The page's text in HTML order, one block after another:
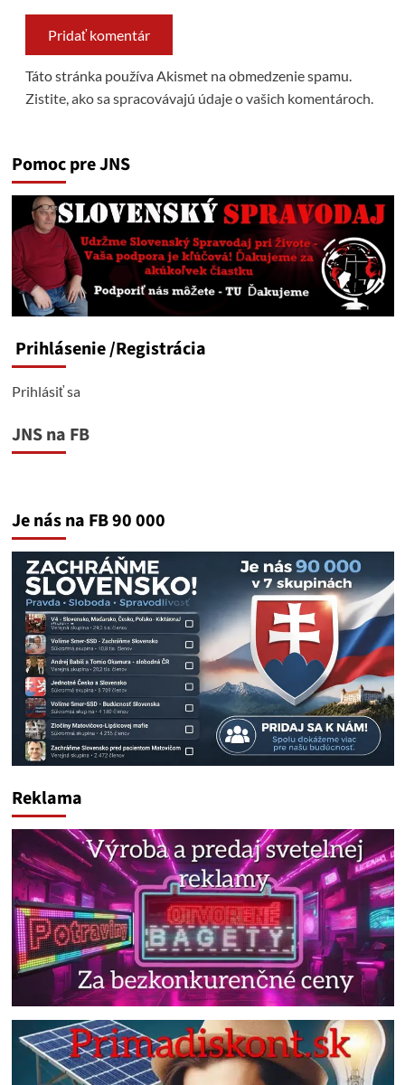
Táto stránka používa Akismet na obmedzenie spamu.
Zistite, ako sa spracovávajú údaje o vašich komentároch.
Pomoc pre JNS
Prihlásenie/Registrácia
Prihlásiť sa
JNS na FB
Je nás na FB 90 000
Reklama